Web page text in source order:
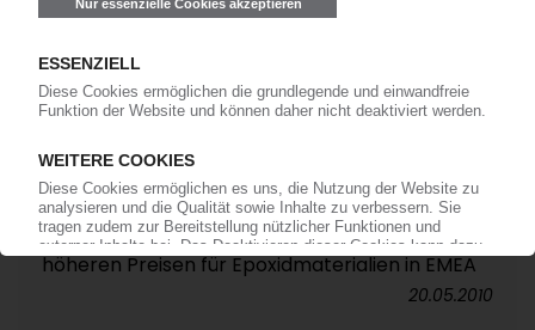
COMPOSITES
Nordamerikanische Harzhersteller wollen Preise
kräftig nach oben dirigieren
HEXION
Harzhersteller erneuert Forderung nach
höheren Preisen für Epoxidmaterialien in EMEA
20.05.2010